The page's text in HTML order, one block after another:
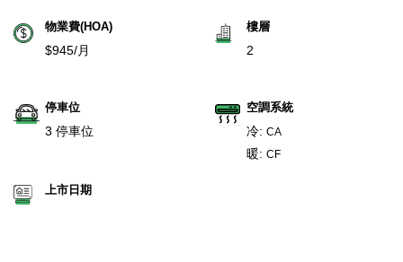
物業費(HOA)
$945/月
樓層
2
停車位
3 停車位
空調系統
冷: CA
暖: CF
上市日期